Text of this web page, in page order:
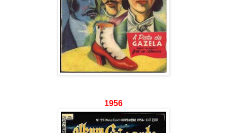
1956